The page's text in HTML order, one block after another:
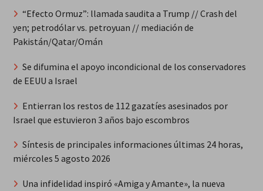
“Efecto Ormuz”: llamada saudita a Trump // Crash del
yen; petrodólar vs. petroyuan // mediación de
Pakistán/Qatar/Omán
Se difumina el apoyo incondicional de los conservadores
de EEUU a Israel
Entierran los restos de 112 gazatíes asesinados por
Israel que estuvieron 3 años bajo escombros
Síntesis de principales informaciones últimas 24 horas,
miércoles 5 agosto 2026
Una infidelidad inspiró «Amiga y Amante», la nueva